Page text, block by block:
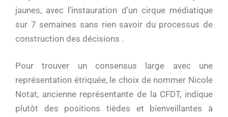
jaunes, avec l’instauration d’un cirque médiatique
sur 7 semaines sans rien savoir du processus de
construction des décisions .
Pour trouver un consensus large avec une
représentation étriquée, le choix de nommer Nicole
Notat, ancienne représentante de la CFDT, indique
plutôt des positions tièdes et bienveillantes à